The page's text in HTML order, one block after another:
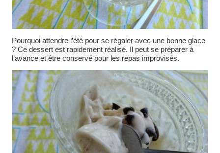
Pourquoi attendre l’été pour se régaler avec une bonne glace
? Ce dessert est rapidement réalisé. Il peut se préparer à
l’avance et être conservé pour les repas improvisés.